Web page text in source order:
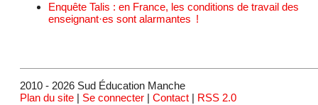
Enquête Talis : en France, les conditions de travail des
enseignant·es sont alarmantes !
2010 - 2026 Sud Éducation Manche
Plan du site | Se connecter | Contact | RSS 2.0